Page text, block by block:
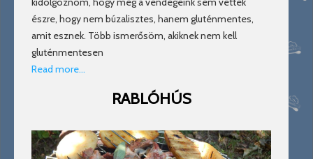
észre, hogy nem búzalisztes, hanem gluténmentes,
amit esznek. Több ismerősöm, akiknek nem kell
gluténmentesen
Read more…
RABLÓHÚS